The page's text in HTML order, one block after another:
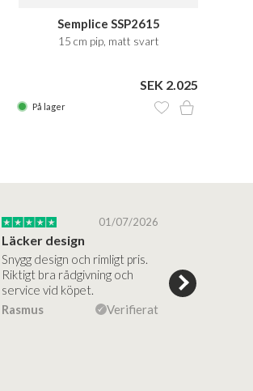
Semplice SSP2615
15 cm pip, matt svart
SEK 2.025
På lager
01/07/2026
Läcker design
Snygg design och rimligt pris.
Riktigt bra rådgivning och
service vid köpet.
Rasmus
Verifierat
hjälpsamma
vägledning